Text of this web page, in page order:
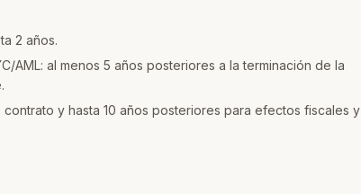
2 años.
AML: al menos 5 años posteriores a la terminación de la
y hasta 10 años posteriores para efectos fiscales y